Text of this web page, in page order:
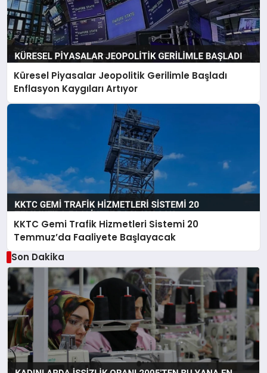
Küresel Piyasalar Jeopolitik Gerilimle Başladı
Enflasyon Kaygıları Artıyor
KKTC Gemi Trafik Hizmetleri Sistemi 20
Temmuz’da Faaliyete Başlayacak
Son Dakika